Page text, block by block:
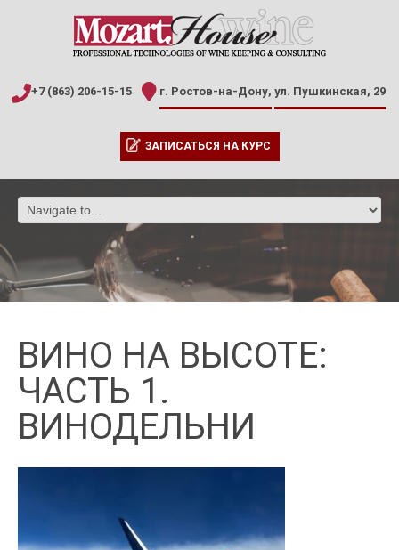
+7 (863) 206-15-15 г. Ростов-на-Дону, ул. Пушкинская, 29
ЗАПИСАТЬСЯ НА КУРС
ВИНО НА ВЫСОТЕ:
ЧАСТЬ 1.
ВИНОДЕЛЬНИ